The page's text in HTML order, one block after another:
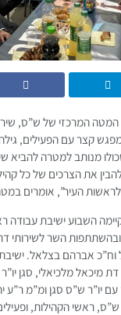
המטה המרכזי של ש”ס,
קצר עם הפעילים,
מנותב למטרה להביא
את הצרכים של כל
העיר”, אומרים
השבוע ישיבת עבודה
השר לשירותי
וח”כ אברהם בצלאל.
מיכאל מלכיאלי, סגן
יו”ר ש”ס סגן ומ”מ ר”ע
ראשי הקהילות,